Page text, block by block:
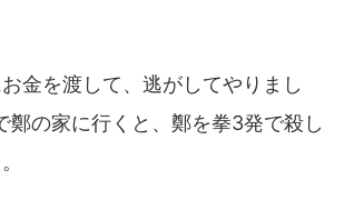
金を渡して、逃がしてやりまし
鄭の家に行くと、鄭を拳3発で殺し